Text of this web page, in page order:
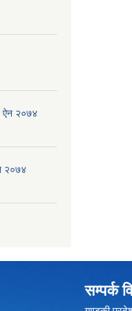
ऐन २०७४
२०७४
सम्पर्क